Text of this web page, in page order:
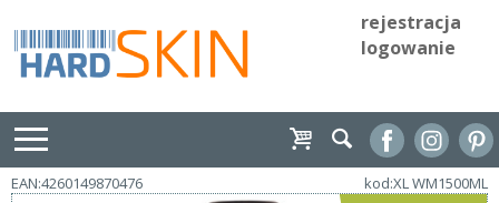
rejestracja
logowanie
EAN:4260149870476 kod:XL WM1500ML